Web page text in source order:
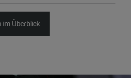
im Überblick